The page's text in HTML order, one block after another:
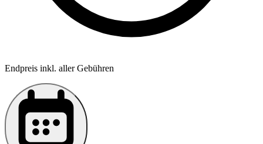
Endpreis inkl. aller Gebühren